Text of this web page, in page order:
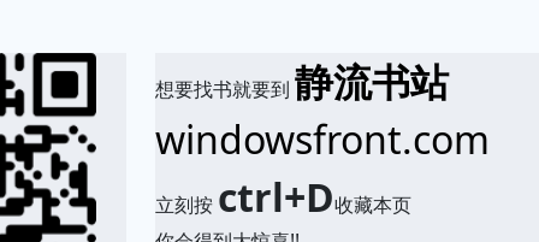
想要找书就要到静流书站
windowsfront.com
立刻按 ctrl+D收藏本页